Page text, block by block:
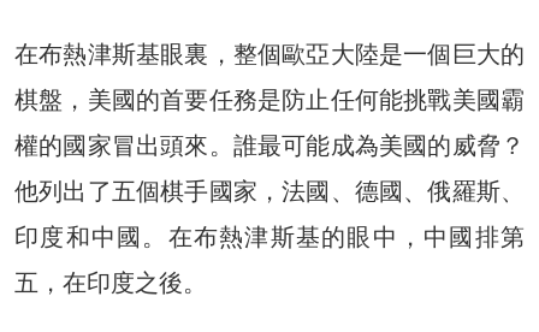
在布熱津斯基眼裏，整個歐亞大陸是一個巨大的
棋盤，美國的首要任務是防止任何能挑戰美國霸
權的國家冒出頭來。誰最可能成為美國的威脅？
他列出了五個棋手國家，法國、德國、俄羅斯、
印度和中國。在布熱津斯基的眼中，中國排第
五，在印度之後。